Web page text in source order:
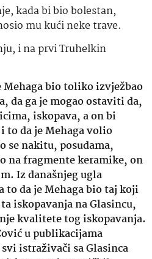
kada bi bio bolestan,
mu kući neke trave.
i na prvi Truhelkin
Mehaga bio toliko izvježbao
da ga je mogao ostaviti da,
iskopava, a on bi
da je Mehaga volio
se nakitu, posudama,
na fragmente keramike, on
Iz današnjeg ugla
to da je Mehaga bio taj koji
iskopavanja na Glasincu,
kvalitete tog iskopavanja.
u publikacijama
istraživači sa Glasinca